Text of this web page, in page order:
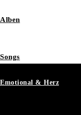
Alben
Songs
Emotional & Herz